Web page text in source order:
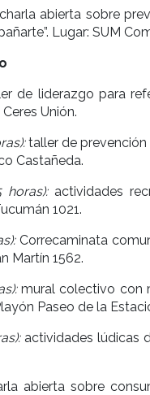
abierta sobre
Lugar: SUM
de liderazgo para
Unión.
taller de prevención
Castañeda.
horas):actividades
1021.
Correcaminata
Martín 1562.
mural colectivo con
Paseo de la
actividades lúdicas
abierta sobre